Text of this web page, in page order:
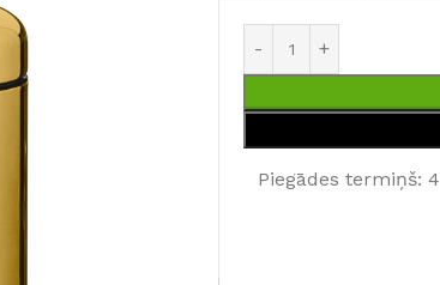
Piegādes termiņš: